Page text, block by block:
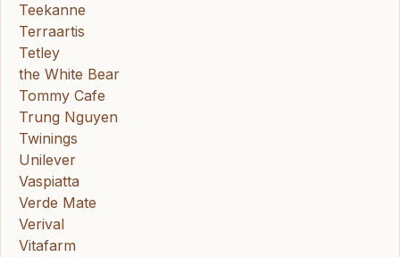
Teekanne
Terraartis
Tetley
the White Bear
Tommy Cafe
Trung Nguyen
Twinings
Unilever
Vaspiatta
Verde Mate
Verival
Vitafarm